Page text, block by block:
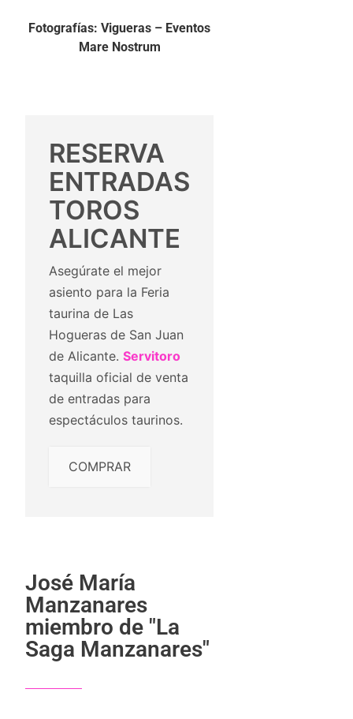
Fotografías: Vigueras – Eventos
Mare Nostrum
RESERVA
ENTRADAS
TOROS
ALICANTE
Asegúrate el mejor
asiento para la Feria
taurina de Las
Hogueras de San Juan
de Alicante. Servitoro
taquilla oficial de venta
de entradas para
espectáculos taurinos.
COMPRAR
José María
Manzanares
miembro de "La
Saga Manzanares"